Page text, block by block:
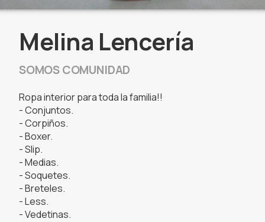
Melina Lencería
SOMOS COMUNIDAD
Ropa interior para toda la familia!!
- Conjuntos.
- Corpiños.
- Boxer.
- Slip.
- Medias.
- Soquetes.
- Breteles.
- Less.
- Vedetinas.